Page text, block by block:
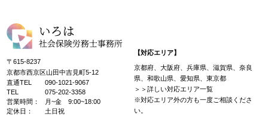
〒615-8237
京都市西京区山田中吉見町5-12
直通TEL
090-1021-9067
TEL
075-202-3358
営業時間：
月~金 9:00~18:00
定休日：
土日祝
【対応エリア】
京都府、大阪府、兵庫県、滋賀県、奈良
県、和歌山県、愛知県、東京都
＞＞詳しい対応エリア一覧
※対応エリア外の方も一度ご相談くださ
い。